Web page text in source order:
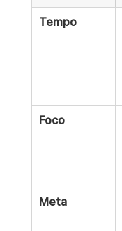
Tempo
Foco
Meta